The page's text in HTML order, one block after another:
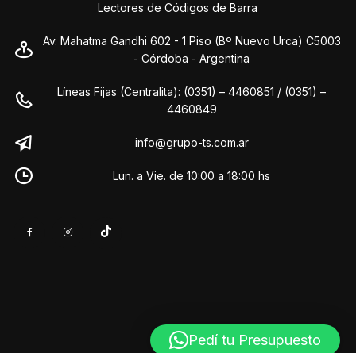
Lectores de Códigos de Barra
Av. Mahatma Gandhi 602 - 1 Piso (Bº Nuevo Urca) C5003
- Córdoba - Argentina
Líneas Fijas (Centralita): (0351) – 4460851 / (0351) –
4460849
info@grupo-ts.com.ar
Lun. a Vie. de 10:00 a 18:00 hs
Pedí tu Presupuesto